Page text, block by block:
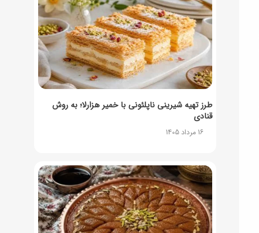
طرز تهیه شیرینی ناپلئونی با خمیر هزارلا؛ به روش
قنادی
16 مرداد 1405